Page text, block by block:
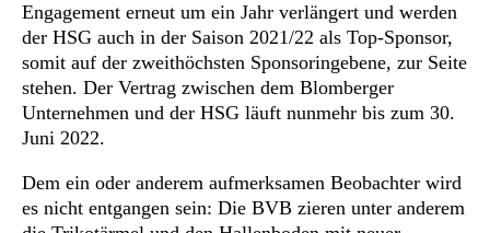
Engagement erneut um ein Jahr verlängert und werden
der HSG auch in der Saison 2021/22 als Top-Sponsor,
somit auf der zweithöchsten Sponsoringebene, zur Seite
stehen. Der Vertrag zwischen dem Blomberger
Unternehmen und der HSG läuft nunmehr bis zum 30.
Juni 2022.
Dem ein oder anderem aufmerksamen Beobachter wird
es nicht entgangen sein: Die BVB zieren unter anderem